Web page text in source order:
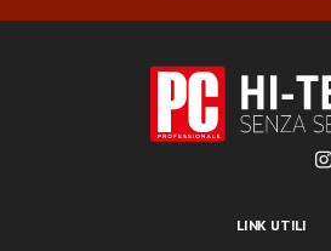
LINK UTILI